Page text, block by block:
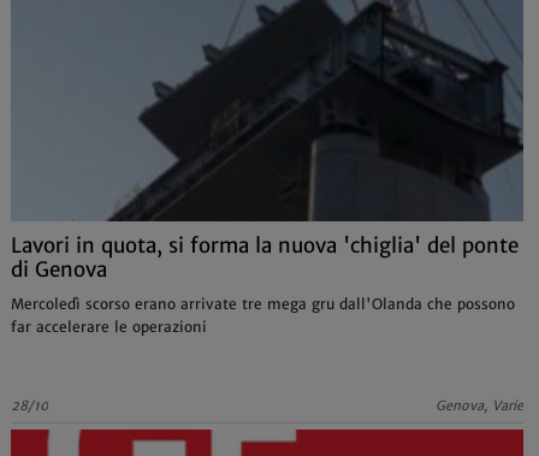
Lavori in quota, si forma la nuova 'chiglia' del ponte
di Genova
Mercoledì scorso erano arrivate tre mega gru dall'Olanda che possono
far accelerare le operazioni
28/10 Genova, Varie